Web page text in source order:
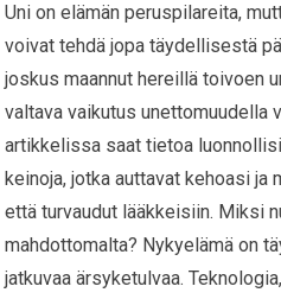
Uni on elämän peruspilareita,
voivat tehdä jopa täydellisestä
joskus maannut hereillä toivoen
valtava vaikutus unettomuudella
artikkelissa saat tietoa
keinoja, jotka auttavat kehoasi ja
että turvaudut lääkkeisiin. Miksi
mahdottomalta? Nykyelämä on
jatkuvaa ärsyketulvaa.